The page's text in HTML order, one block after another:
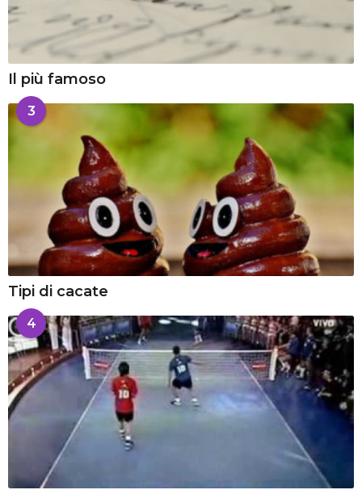
Il più famoso
3
Tipi di cacate
4